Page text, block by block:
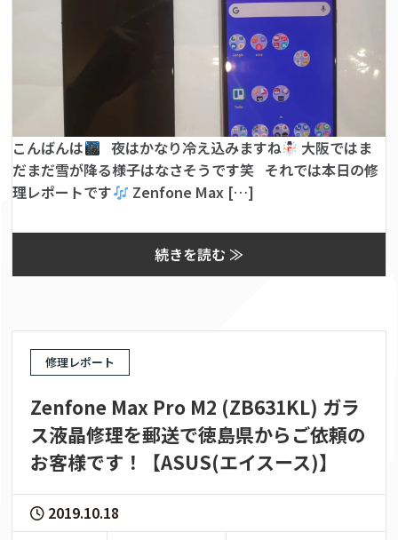
こんばんは 夜はかなり冷え込みますね
大阪ではま
だまだ雪が降る様子はなさそうです笑 それでは本日の修
理レポートです
Zenfone Max […]
続きを読む ≫
修理レポート
Zenfone Max Pro M2 (ZB631KL) ガラ
ス液晶修理を郵送で徳島県からご依頼の
お客様です！【ASUS(エイスース)】
2019.10.18